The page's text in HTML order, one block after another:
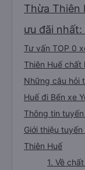
đông và tôi phải
tưởng. Nhìn chung:
dụng ở Việt Nam.
đáng kể và tôi sẽ
Thừa Thiên
ưu đãi nhất:
Tư vấn TOP 0
Thiên Huế
Những câu hỏi
Huế đi Bến xe
Thông tin
Giới thiệu
Thiên Huế
1. Về